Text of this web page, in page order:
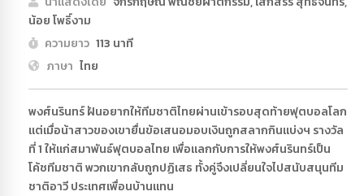
น้อย โพธิ์งาม
ความยาว 113 นาที
ภาษา ไทย
พงศ์นรินทร์ ฝันอยากให้ทีมชาติไทยผ่านเข้ารอบสุดท้ายฟุตบอลโลก
แต่เมื่อน้าสาวของเขายื่นข้อเสนอมอบเงินถูกสลากกินแบ่งฯ รางวัล
ที่ 1 ให้แก่สมาพันธ์ฟุตบอลไทย เพื่อแลกกับการให้พงศ์นรินทร์เป็น
โค้ชทีมชาติ พวกเขากลับถูกปฏิเสธ ทั้งคู่จึงเปลี่ยนใจไปสนับสนุนทีม
ชาติอาวี ประเทศเพื่อนบ้านแทน